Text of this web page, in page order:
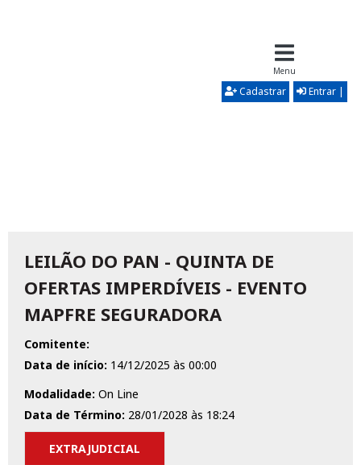
Menu
Cadastrar Entrar |
LEILÃO DO PAN - QUINTA DE
OFERTAS IMPERDÍVEIS - EVENTO
MAPFRE SEGURADORA
Comitente:
Data de início: 14/12/2025 às 00:00
Modalidade: On Line
Data de Término: 28/01/2028 às 18:24
EXTRAJUDICIAL